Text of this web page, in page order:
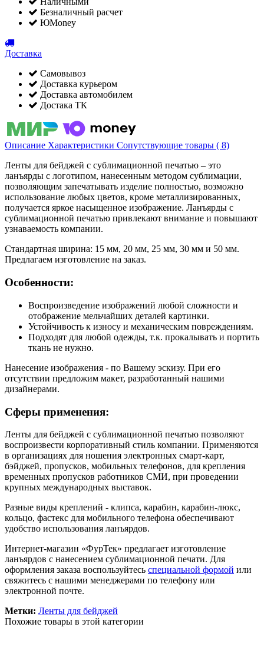
Безналичный расчет
ЮMoney
Доставка
Самовывоз
Доставка курьером
Доставка автомобилем
Достака ТК
Описание Характеристики Сопутствующие товары ( 8)
Ленты для бейджей с сублимационной печатью – это
ланъярды с логотипом, нанесенным методом сублимации,
позволяющим запечатывать изделие полностью, возможно
использование любых цветов, кроме металлизированных,
получается яркое насыщенное изображение. Ланъярды с
сублимационной печатью привлекают внимание и повышают
узнаваемость компании.
Стандартная ширина: 15 мм, 20 мм, 25 мм, 30 мм и 50 мм.
Предлагаем изготовление на заказ.
Особенности:
Воспроизведение изображений любой сложности и
отображение мельчайших деталей картинки.
Устойчивость к износу и механическим повреждениям.
Подходят для любой одежды, т.к. прокалывать и портить
ткань не нужно.
Нанесение изображения - по Вашему эскизу. При его
отсутствии предложим макет, разработанный нашими
дизайнерами.
Сферы применения:
Ленты для бейджей с сублимационной печатью позволяют
воспроизвести корпоративный стиль компании. Применяются
в организациях для ношения электронных смарт-карт,
бэйджей, пропусков, мобильных телефонов, для крепления
временных пропусков работников СМИ, при проведении
крупных международных выставок.
Разные виды креплений - клипса, карабин, карабин-люкс,
кольцо, фастекс для мобильного телефона обеспечивают
удобство использования ланъярдов.
Интернет-магазин «ФурТек» предлагает изготовление
ланъярдов с нанесением сублимационной печати. Для
оформления заказа воспользуйтесь специальной формой или
свяжитесь с нашими менеджерами по телефону или
электронной почте.
Метки: Ленты для бейджей
Похожие товары в этой категории